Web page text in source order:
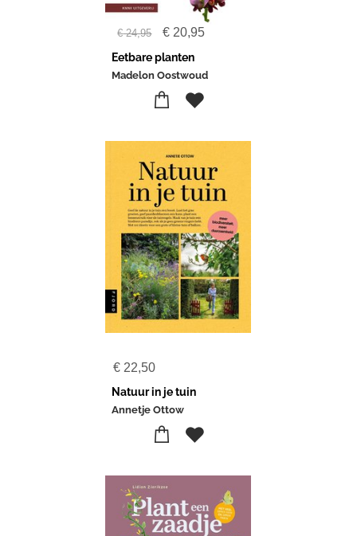
€24,95 € 20,95
Eetbare planten
Madelon Oostwoud
€ 22,50
Natuur in je tuin
Annetje Ottow